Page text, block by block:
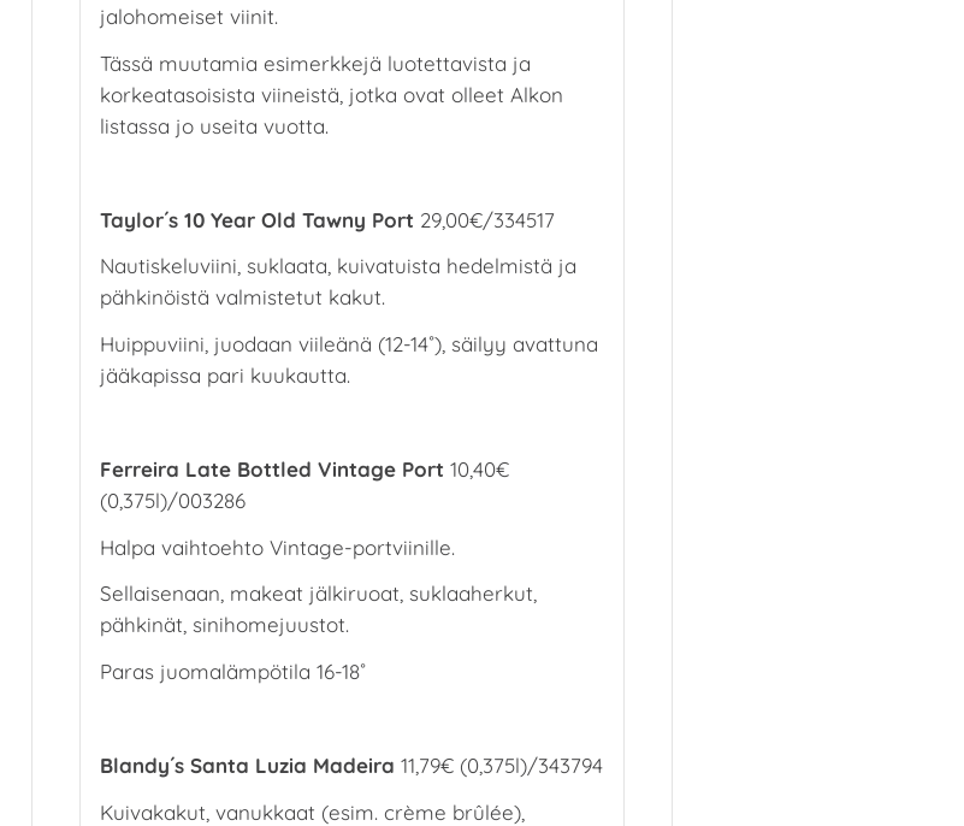
jalohomeiset viinit.
Tässä muutamia esimerkkejä luotettavista ja
korkeatasoisista viineistä, jotka ovat olleet Alkon
listassa jo useita vuotta.
Taylor´s 10 Year Old Tawny Port 29,00€/334517
Nautiskeluviini, suklaata, kuivatuista hedelmistä ja
pähkinöistä valmistetut kakut.
Huippuviini, juodaan viileänä (12-14˚), säilyy avattuna
jääkapissa pari kuukautta.
Ferreira Late Bottled Vintage Port 10,40€
(0,375l)/003286
Halpa vaihtoehto Vintage-portviinille.
Sellaisenaan, makeat jälkiruoat, suklaaherkut,
pähkinät, sinihomejuustot.
Paras juomalämpötila 16-18˚
Blandy´s Santa Luzia Madeira 11,79€ (0,375l)/343794
Kuivakakut, vanukkaat (esim. crème brûlée),